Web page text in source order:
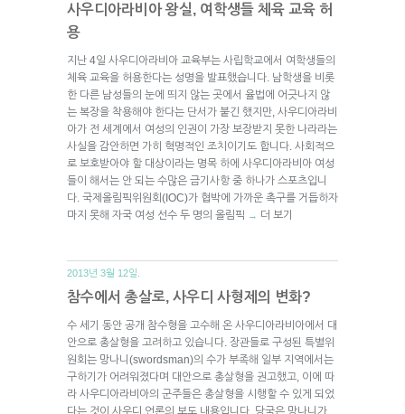
사우디아라비아 왕실, 여학생들 체육 교육 허
용
지난 4일 사우디아라비아 교육부는 사립학교에서 여학생들의
체육 교육을 허용한다는 성명을 발표했습니다. 남학생을 비롯
한 다른 남성들의 눈에 띄지 않는 곳에서 율법에 어긋나지 않
는 복장을 착용해야 한다는 단서가 붙긴 했지만, 사우디아라비
아가 전 세계에서 여성의 인권이 가장 보장받지 못한 나라라는
사실을 감안하면 가히 혁명적인 조치이기도 합니다. 사회적으
로 보호받아야 할 대상이라는 명목 하에 사우디아라비아 여성
들이 해서는 안 되는 수많은 금기사항 중 하나가 스포츠입니
다. 국제올림픽위원회(IOC)가 협박에 가까운 촉구를 거듭하자
마지 못해 자국 여성 선수 두 명의 올림픽 → 더 보기
2013년 3월 12일.
참수에서 총살로, 사우디 사형제의 변화?
수 세기 동안 공개 참수형을 고수해 온 사우디아라비아에서 대
안으로 총살형을 고려하고 있습니다. 장관들로 구성된 특별위
원회는 망나니(swordsman)의 수가 부족해 일부 지역에서는
구하기가 어려워졌다며 대안으로 총살형을 권고했고, 이에 따
라 사우디아라비아의 군주들은 총살형을 시행할 수 있게 되었
다는 것이 사우디 언론의 보도 내용입니다. 당국은 망나니가